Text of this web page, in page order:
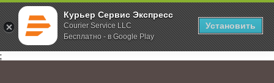
Курьер Сервис Экспресс
Courier Service LLC
Бесплатно - в Google Play
Установить
;
Главная О компании Новости Выходной день в связи с